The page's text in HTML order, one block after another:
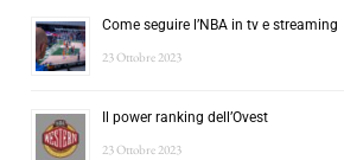
Come seguire l’NBA in tv e streaming
23 Ottobre 2023
Il power ranking dell’Ovest
23 Ottobre 2023